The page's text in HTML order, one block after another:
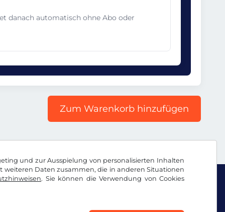
und zur Ausspielung von personalisierten Inhalten
Daten zusammen, die in anderen Situationen
. Sie können die Verwendung von Cookies
danach automatisch ohne Abo oder
Zum Warenkorb hinzufügen